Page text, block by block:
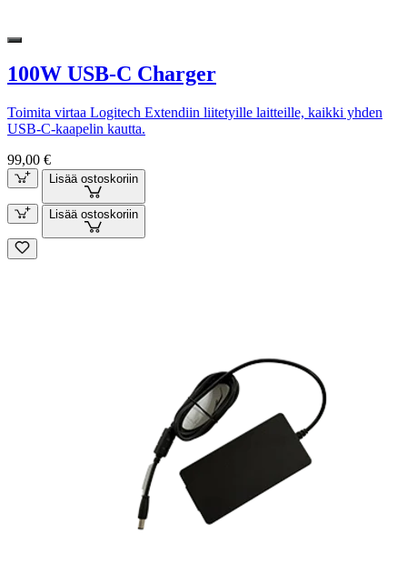
100W USB-C Charger
Toimita virtaa Logitech Extendiin liitetyille laitteille, kaikki yhden
USB-C-kaapelin kautta.
99,00 €
Lisää ostoskoriin
Lisää ostoskoriin